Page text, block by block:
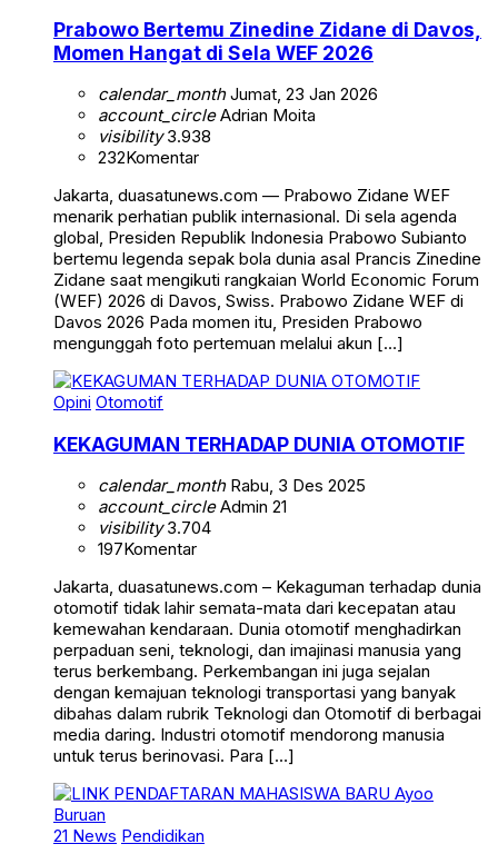
Prabowo Bertemu Zinedine Zidane di Davos,
Momen Hangat di Sela WEF 2026
calendar_monthJumat, 23 Jan 2026
account_circleAdrian Moita
visibility3.938
232Komentar
Jakarta, duasatunews.com — Prabowo Zidane WEF
menarik perhatian publik internasional. Di sela agenda
global, Presiden Republik Indonesia Prabowo Subianto
bertemu legenda sepak bola dunia asal Prancis Zinedine
Zidane saat mengikuti rangkaian World Economic Forum
(WEF) 2026 di Davos, Swiss. Prabowo Zidane WEF di
Davos 2026 Pada momen itu, Presiden Prabowo
mengunggah foto pertemuan melalui akun […]
Opini Otomotif
KEKAGUMAN TERHADAP DUNIA OTOMOTIF
calendar_monthRabu, 3 Des 2025
account_circleAdmin 21
visibility3.704
197Komentar
Jakarta, duasatunews.com – Kekaguman terhadap dunia
otomotif tidak lahir semata-mata dari kecepatan atau
kemewahan kendaraan. Dunia otomotif menghadirkan
perpaduan seni, teknologi, dan imajinasi manusia yang
terus berkembang. Perkembangan ini juga sejalan
dengan kemajuan teknologi transportasi yang banyak
dibahas dalam rubrik Teknologi dan Otomotif di berbagai
media daring. Industri otomotif mendorong manusia
untuk terus berinovasi. Para […]
21 News Pendidikan